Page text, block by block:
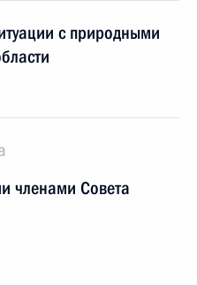
с природными
членами Совета